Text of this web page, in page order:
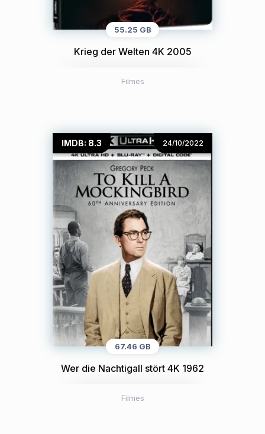
55.25 GB
Krieg der Welten 4K 2005
Filmes
IMDB: 8.3 24/10/2022
67.46 GB
Wer die Nachtigall stört 4K 1962
Filmes